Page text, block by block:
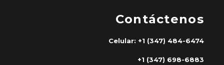
Contáctenos
Celular: +1 (347) 484-6474
+1 (347) 698-6883